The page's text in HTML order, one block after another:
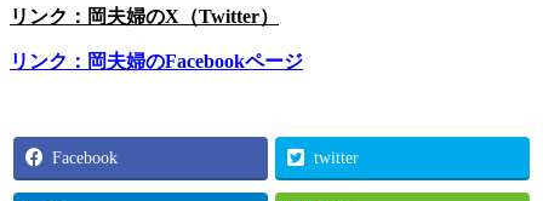
リンク：岡夫婦のX（Twitter）
リンク：岡夫婦のFacebookページ
Facebook twitter